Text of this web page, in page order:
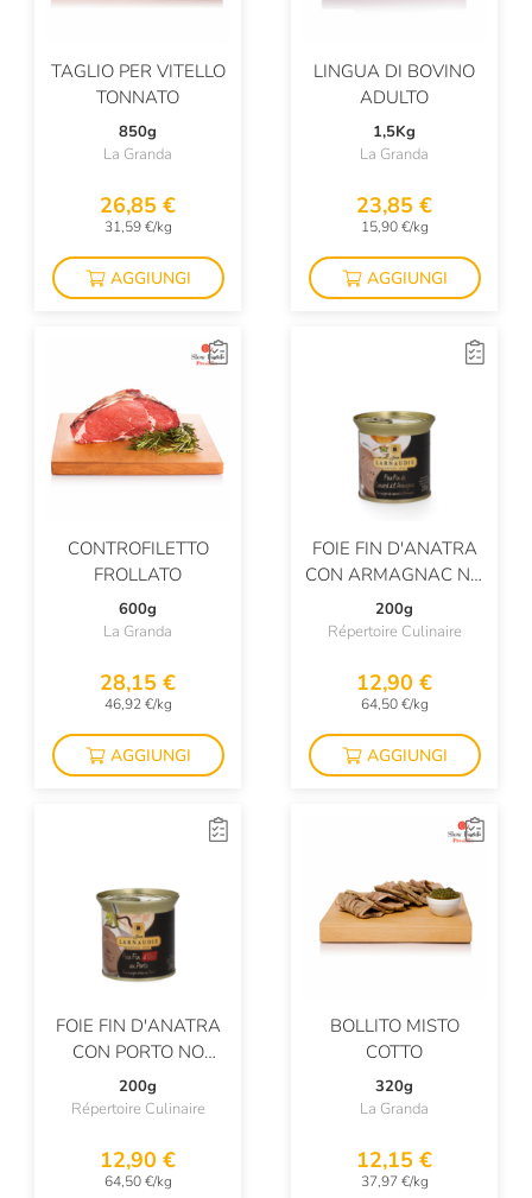
TAGLIO PER VITELLO
TONNATO
850g
La Granda
26,85 €
31,59 €/kg
AGGIUNGI
LINGUA DI BOVINO
ADULTO
1,5Kg
La Granda
23,85 €
15,90 €/kg
AGGIUNGI
CONTROFILETTO
FROLLATO
600g
La Granda
28,15 €
46,92 €/kg
AGGIUNGI
FOIE FIN D'ANATRA
CON ARMAGNAC NO
GAVAGE
200g
Répertoire Culinaire
12,90 €
64,50 €/kg
AGGIUNGI
FOIE FIN D'ANATRA
CON PORTO NO
GAVAGE
200g
Répertoire Culinaire
12,90 €
64,50 €/kg
BOLLITO MISTO
COTTO
320g
La Granda
12,15 €
37,97 €/kg